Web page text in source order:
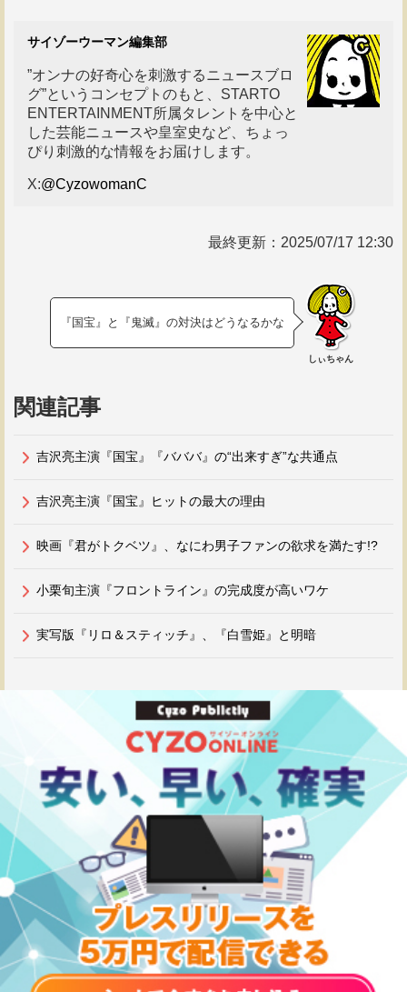
サイゾーウーマン編集部
”オンナの好奇心を刺激するニュースブロ
グ”というコンセプトのもと、STARTO
ENTERTAINMENT所属タレントを中心と
した芸能ニュースや皇室史など、ちょっ
ぴり刺激的な情報をお届けします。
X:@CyzowomanC
最終更新： 2025/07/17 12:30
『国宝』と『鬼滅』の対決はどうなるかな
しぃちゃん
関連記事
吉沢亮主演『国宝』『バババ』の“出来すぎ”な共通点
吉沢亮主演『国宝』ヒットの最大の理由
映画『君がトクベツ』、なにわ男子ファンの欲求を満たす!?
小栗旬主演『フロントライン』の完成度が高いワケ
実写版『リロ＆スティッチ』、『白雪姫』と明暗